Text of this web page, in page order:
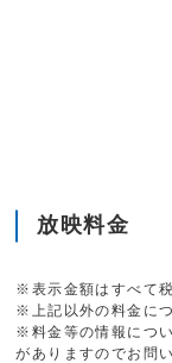
放映料金
※表示金額はすべて
※上記以外の料金に
※料金等の情報につ
がありますのでお問